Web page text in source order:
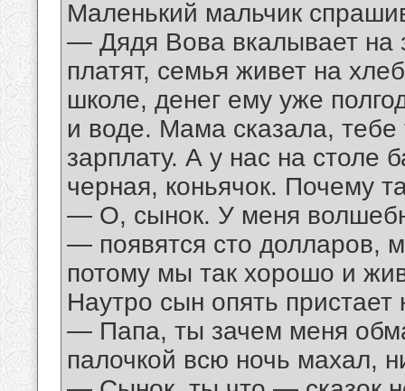
Маленький мальчик
— Дядя Вова вкалывает на
платят, семья живет на
школе, денег ему уже
и воде. Мама сказала,
зарплату. А у нас на столе
черная, коньячок. Почему
— О, сынок. У меня
— появятся сто долларов,
потому мы так хорошо и
Наутро сын опять пристает
— Папа, ты зачем меня
палочкой всю ночь махал,